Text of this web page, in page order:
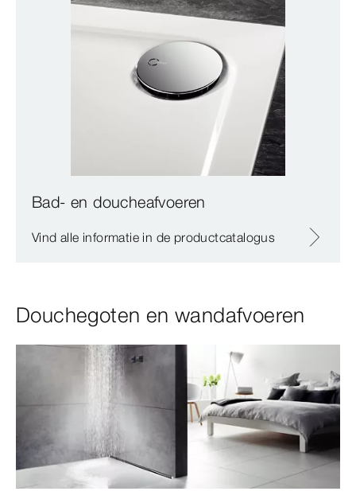
Bad- en doucheafvoeren
Vind alle informatie in de productcatalogus
Douchegoten en wandafvoeren